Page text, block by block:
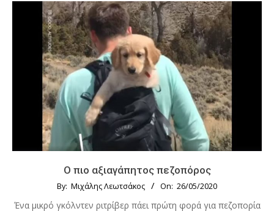
Ο πιο αξιαγάπητος πεζοπόρος
By: Μιχάλης Λεωτσάκος On: 26/05/2020
Ένα μικρό γκόλντεν ριτρίβερ πάει πρώτη φορά για πεζοπορία